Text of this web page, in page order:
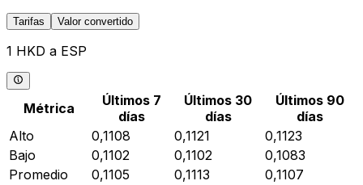
Tarifas Valor convertido
1 HKD a ESP
Métrica
Últimos 7
días
Últimos 30
días
Últimos 90
días
Alto
0,1108 0,1121
0,1123
Bajo
0,1102 0,1102
0,1083
Promedio
0,1105 0,1113
0,1107